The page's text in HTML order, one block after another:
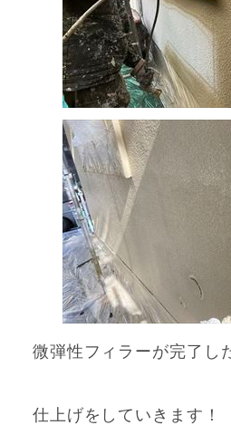
微弾性フィラーが完了し
仕上げをしていきます！